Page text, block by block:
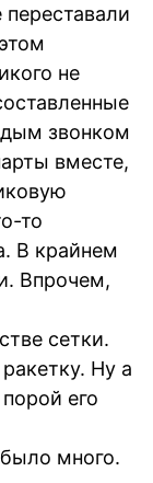
не
звонком
вместе,
то
В крайнем
Впрочем,
сетки.
Ну а
его
много.